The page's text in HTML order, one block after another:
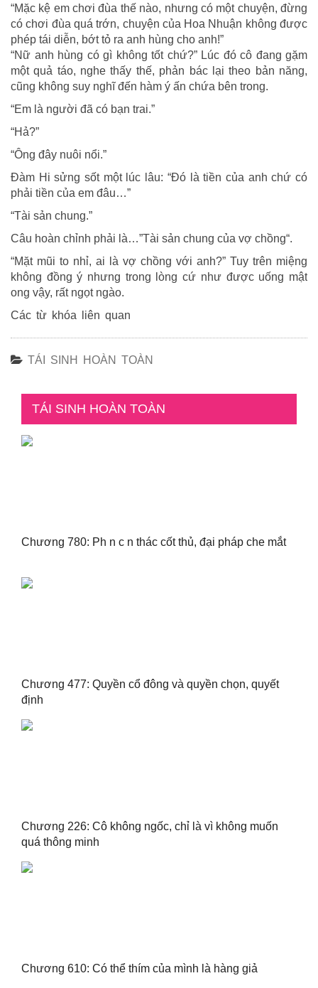
“Mặc kệ em chơi đùa thế nào, nhưng có một chuyện, đừng
có chơi đùa quá trớn, chuyện của Hoa Nhuận không được
phép tái diễn, bớt tỏ ra anh hùng cho anh!”
“Nữ anh hùng có gì không tốt chứ?” Lúc đó cô đang gặm
một quả táo, nghe thấy thế, phản bác lại theo bản năng,
cũng không suy nghĩ đến hàm ý ấn chứa bên trong.
“Em là người đã có bạn trai.”
“Hả?”
“Ông đây nuôi nổi.”
Đàm Hi sửng sốt một lúc lâu: “Đó là tiền của anh chứ có
phải tiền của em đâu…”
“Tài sản chung.”
Câu hoàn chỉnh phải là…”Tài sản chung của vợ chồng“.
“Mặt mũi to nhỉ, ai là vợ chồng với anh?” Tuy trên miệng
không đồng ý nhưng trong lòng cứ như được uống mật
ong vậy, rất ngọt ngào.
Các từ khóa liên quan
TÁI SINH HOÀN TOÀN
TÁI SINH HOÀN TOÀN
Chương 780: Ph n c n thác cốt thủ, đại pháp che mắt
Chương 477: Quyền cổ đông và quyền chọn, quyết
định
Chương 226: Cô không ngốc, chỉ là vì không muốn
quá thông minh
Chương 610: Có thể thím của mình là hàng giả